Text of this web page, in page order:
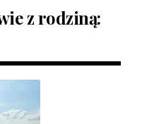
z rodziną: